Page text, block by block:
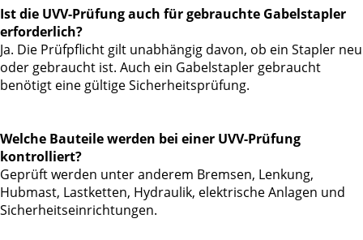
Ist die UVV-Prüfung auch für gebrauchte Gabelstapler
erforderlich?
Ja. Die Prüfpflicht gilt unabhängig davon, ob ein Stapler neu
oder gebraucht ist. Auch ein Gabelstapler gebraucht
benötigt eine gültige Sicherheitsprüfung.
Welche Bauteile werden bei einer UVV-Prüfung
kontrolliert?
Geprüft werden unter anderem Bremsen, Lenkung,
Hubmast, Lastketten, Hydraulik, elektrische Anlagen und
Sicherheitseinrichtungen.